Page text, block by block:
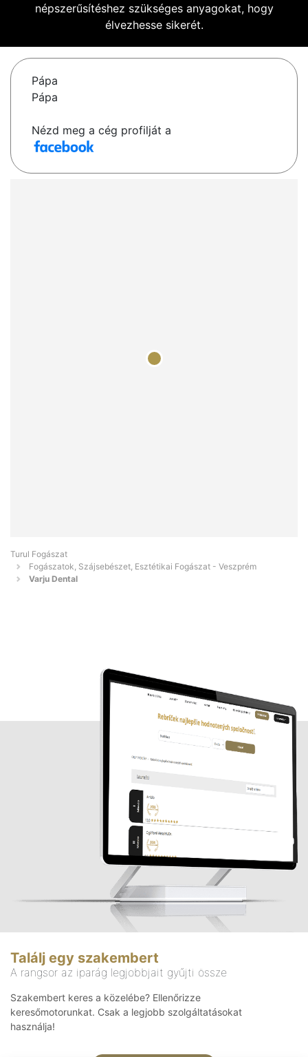
népszerűsítéshez szükséges anyagokat, hogy
élvezhesse sikerét.
Pápa
Pápa
Nézd meg a cég profilját a
Turul Fogászat
Fogászatok, Szájsebészet, Esztétikai Fogászat - Veszprém
Varju Dental
Találj egy szakembert
A rangsor az iparág legjobbjait gyűjti össze
Szakembert keres a közelébe? Ellenőrizze
keresőmotorunkat. Csak a legjobb szolgáltatásokat
használja!